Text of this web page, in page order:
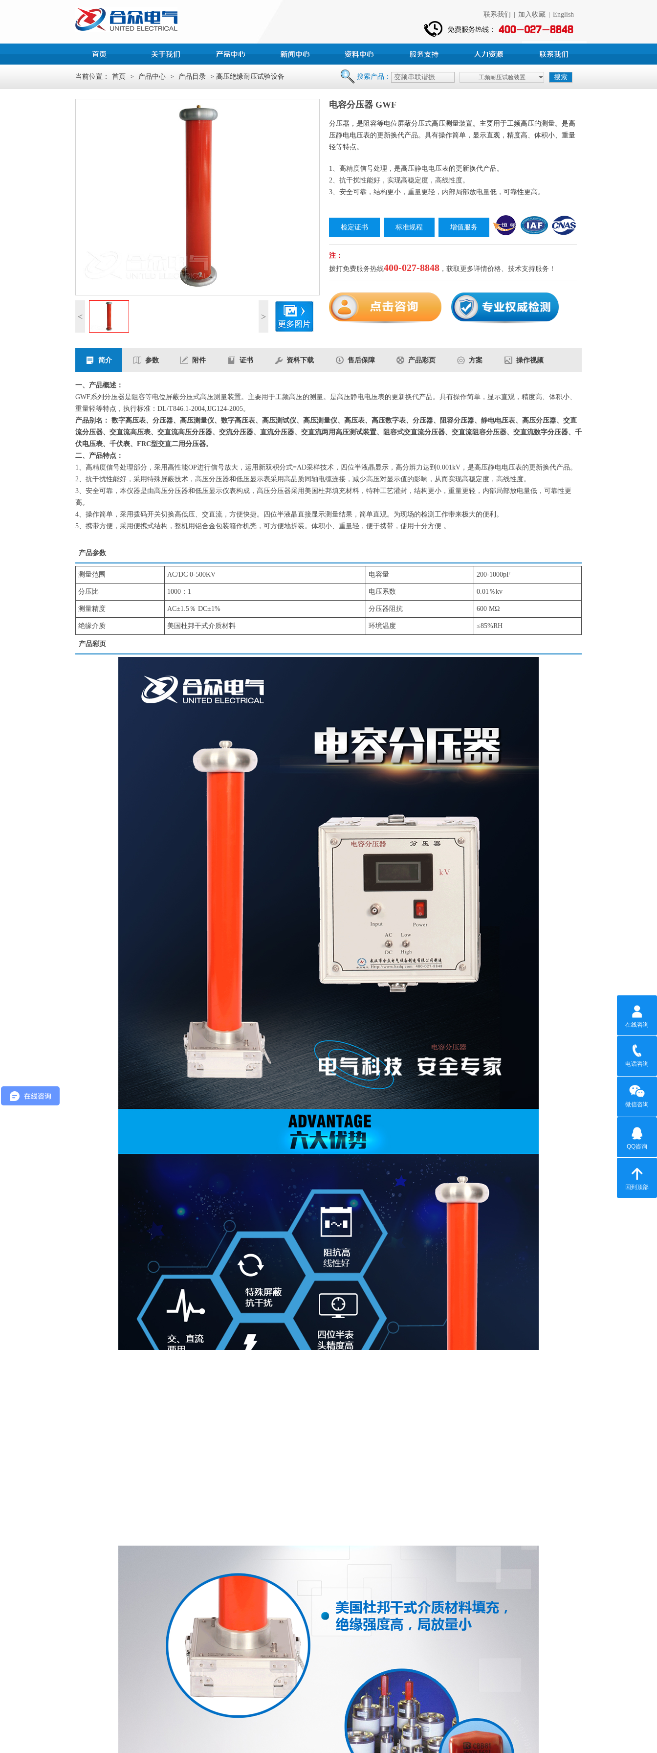
联系我们 加入收藏 English
当前位置： 首页 > 产品中心 > 产品目录 > 高压绝缘耐压试验设备 搜索产品： -- 工频耐压试验装置 --
< >
电容分压器 GWF
分压器，是阻容等电位屏蔽分压式高压测量装置。主要用于工频高压的测量。是高
压静电电压表的更新换代产品。具有操作简单，显示直观，精度高、体积小、重量
轻等特点。
1、高精度信号处理，是高压静电电压表的更新换代产品。
2、抗干扰性能好，实现高稳定度，高线性度。
3、安全可靠，结构更小，重量更轻，内部局部放电量低，可靠性更高。
检定证书 标准规程 增值服务
注：
拨打免费服务热线400-027-8848 ，获取更多详情价格、技术支持服务！
简介 参数 附件 证书 资料下载 售后保障 产品彩页 方案 操作视频
一、产品概述：
GWF系列分压器是阻容等电位屏蔽分压式高压测量装置。主要用于工频高压的测量。是高压静电电压表的更新换代产品。具有操作简单，显示直观，精度高、体积小、
重量轻等特点，执行标准：DL/T846.1-2004,JJG124-2005。
产品别名： 数字高压表、分压器、高压测量仪、数字高压表、高压测试仪、高压测量仪、高压表、高压数字表、分压器、阻容分压器、静电电压表、高压分压器、交直
流分压器、交直流高压表、交直流高压分压器、交流分压器、直流分压器、交直流两用高压测试装置、阻容式交直流分压器、交直流阻容分压器、交直流数字分压器、千
伏电压表、千伏表、FRC型交直二用分压器。
二、产品特点：
1、高精度信号处理部分，采用高性能OP进行信号放大，运用新双积分式=AD采样技术，四位半液晶显示，高分辨力达到0.001kV，是高压静电电压表的更新换代产品。
2、抗干扰性能好，采用特殊屏蔽技术，高压分压器和低压显示表采用高品质同轴电缆连接，减少高压对显示值的影响，从而实现高稳定度，高线性度。
3、安全可靠，本仪器是由高压分压器和低压显示仪表构成，高压分压器采用美国杜邦填充材料，特种工艺灌封，结构更小，重量更轻，内部局部放电量低，可靠性更
高。
4、操作简单，采用拨码开关切换高低压、交直流，方便快捷。四位半液晶直接显示测量结果，简单直观。为现场的检测工作带来极大的便利。
5、携带方便，采用便携式结构，整机用铝合金包装箱作机壳，可方便地拆装。体积小、重量轻，便于携带，使用十分方便 。
产品参数
测量范围 AC/DC 0-500KV 电容量 200-1000pF
分压比 1000：1 电压系数 0.01％kv
测量精度 AC±1.5％ DC±1% 分压器阻抗 600 MΩ
绝缘介质 美国杜邦干式介质材料 环境温度 ≤85%RH
产品彩页
在线咨询
电话咨询
微信咨询
QQ咨询
回到顶部